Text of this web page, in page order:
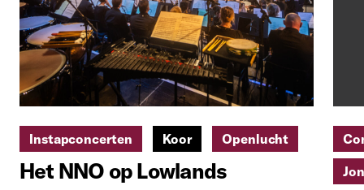
Instapconcerten Koor Openlucht
Het NNO op Lowlands